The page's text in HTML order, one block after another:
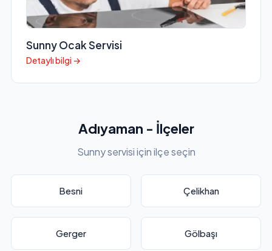
Sunny Ocak Servisi
Detaylı bilgi →
Adıyaman - İlçeler
Sunny servisi için ilçe seçin
Besni Çelikhan
Gerger Gölbaşı